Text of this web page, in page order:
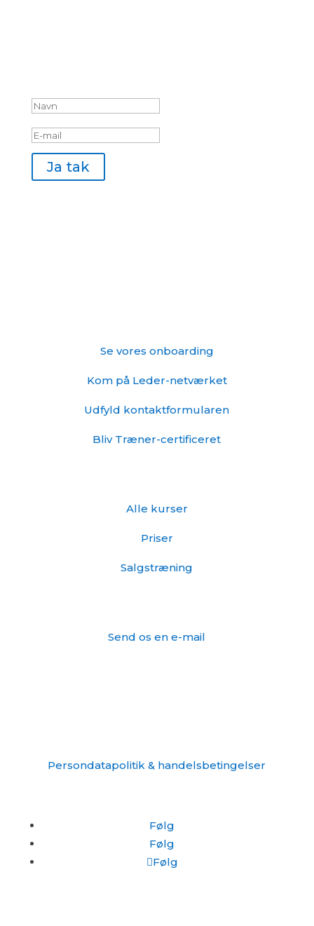
Ja tak
Se vores onboarding
Kom på Leder-netværket
Udfyld kontaktformularen
Bliv Træner-certificeret
Alle kurser
Priser
Salgstræning
Send os en e-mail
Persondatapolitik & handelsbetingelser
Følg
Følg
Følg